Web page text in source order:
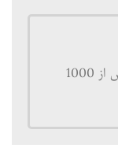
امکان انتخاب و خرید بین بیش از 1000